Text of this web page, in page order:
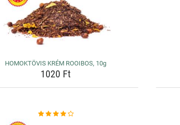
HOMOKTÖVIS KRÉM ROOIBOS, 10g
1020 Ft